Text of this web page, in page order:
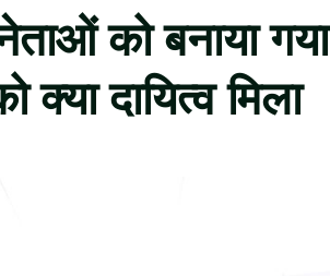
को बनाया गया
क्या दायित्व मिला